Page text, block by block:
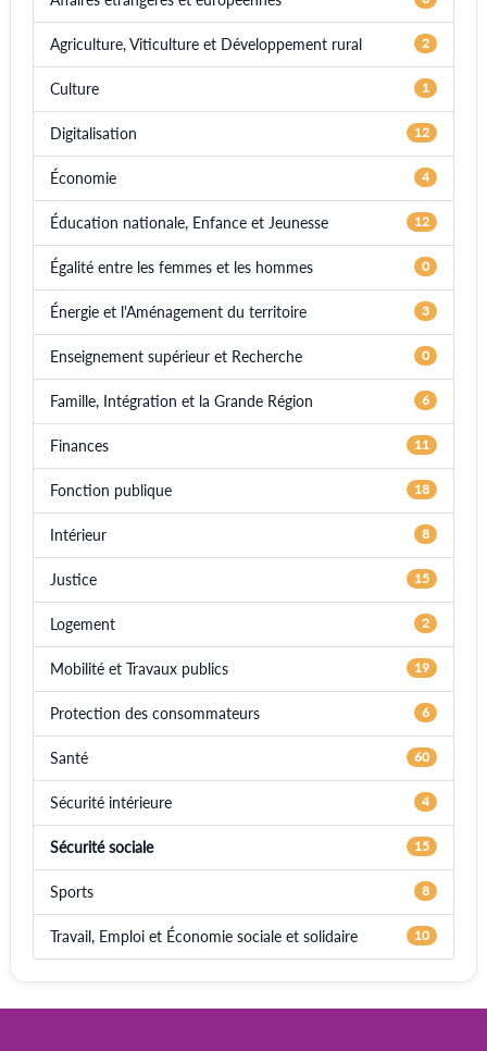
Agriculture, Viticulture et Développement rural 2
Culture 1
Digitalisation 12
Économie 4
Éducation nationale, Enfance et Jeunesse 12
Égalité entre les femmes et les hommes 0
Énergie et l'Aménagement du territoire 3
Enseignement supérieur et Recherche 0
Famille, Intégration et la Grande Région 6
Finances 11
Fonction publique 18
Intérieur 8
Justice 15
Logement 2
Mobilité et Travaux publics 19
Protection des consommateurs 6
Santé 60
Sécurité intérieure 4
Sécurité sociale 15
Sports 8
Travail, Emploi et Économie sociale et solidaire 10